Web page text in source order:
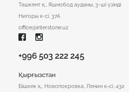
Ташкент қ., Яшнобод ауданы, 3-ші үзінді
Нигоры к-сі, 37А
office@interstone.uz
+996 503 222 245
Қырғызстан
Бішкек қ., Новопокровка, Ленин к‑сі, 432